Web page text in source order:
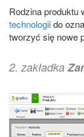
Rodzina produktu
technologiido
tworzyć się nowe
2. zakładka